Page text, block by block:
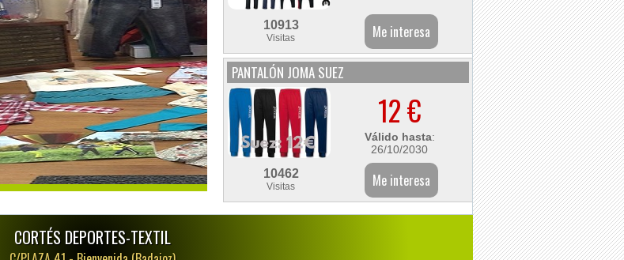
10913
Visitas
PANTALÓN JOMA SUEZ
12 €
Válido hasta:
26/10/2030
10462
Visitas
CORTÉS DEPORTES-TEXTIL